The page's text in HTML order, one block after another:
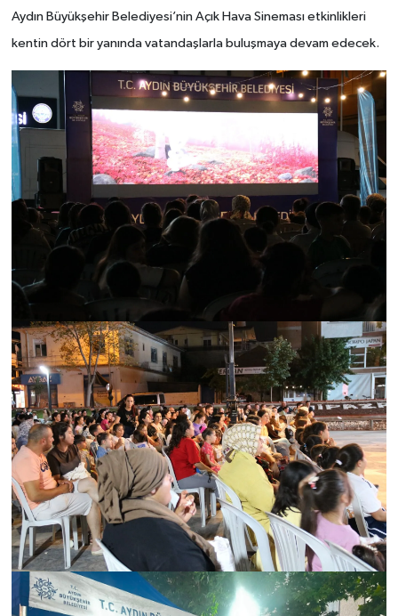
Aydın Büyükşehir Belediyesi’nin Açık Hava Sineması etkinlikleri
kentin dört bir yanında vatandaşlarla buluşmaya devam edecek.